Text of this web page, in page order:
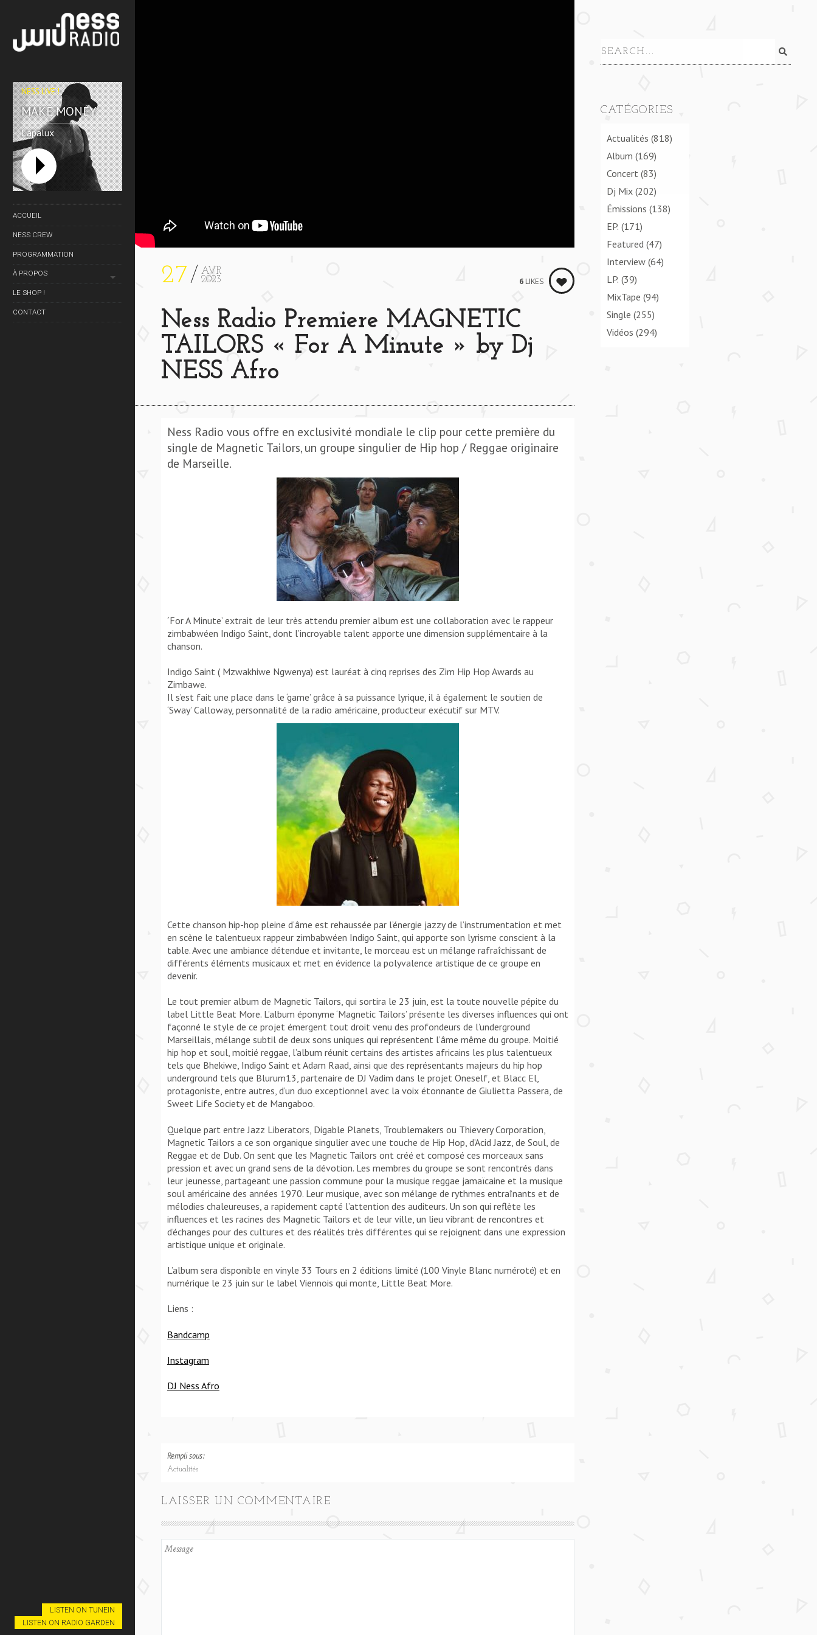
MAKE MONEY
Lapalux
NESS LIVE !
ACCUEIL
NESS CREW
PROGRAMMATION
À PROPOS
LE SHOP !
CONTACT
LISTEN ON TUNEIN
LISTEN ON RADIO GARDEN
27
AVR
2023
Ness Radio Premiere MAGNETIC
TAILORS « For A Minute » by Dj
NESS Afro
6LIKES
Ness Radio vous offre en exclusivité mondiale le clip pour cette première du
single de Magnetic Tailors, un groupe singulier de Hip hop / Reggae originaire
de Marseille.
´For A Minute’ extrait de leur très attendu premier album est une collaboration avec le rappeur
zimbabwéen Indigo Saint, dont l’incroyable talent apporte une dimension supplémentaire à la
chanson.
Indigo Saint ( Mzwakhiwe Ngwenya) est lauréat à cinq reprises des Zim Hip Hop Awards au
Zimbawe.
Il s’est fait une place dans le ‘game’ grâce à sa puissance lyrique, il à également le soutien de
‘Sway’ Calloway, personnalité de la radio américaine, producteur exécutif sur MTV.
Cette chanson hip-hop pleine d’âme est rehaussée par l’énergie jazzy de l’instrumentation et met
en scène le talentueux rappeur zimbabwéen Indigo Saint, qui apporte son lyrisme conscient à la
table. Avec une ambiance détendue et invitante, le morceau est un mélange rafraîchissant de
différents éléments musicaux et met en évidence la polyvalence artistique de ce groupe en
devenir.
Le tout premier album de Magnetic Tailors, qui sortira le 23 juin, est la toute nouvelle pépite du
label Little Beat More. L’album éponyme ‘Magnetic Tailors’ présente les diverses influences qui ont
façonné le style de ce projet émergent tout droit venu des profondeurs de l’underground
Marseillais, mélange subtil de deux sons uniques qui représentent l’âme même du groupe. Moitié
hip hop et soul, moitié reggae, l’album réunit certains des artistes africains les plus talentueux
tels que Bhekiwe, Indigo Saint et Adam Raad, ainsi que des représentants majeurs du hip hop
underground tels que Blurum13, partenaire de DJ Vadim dans le projet Oneself, et Blacc El,
protagoniste, entre autres, d’un duo exceptionnel avec la voix étonnante de Giulietta Passera, de
Sweet Life Society et de Mangaboo.
Quelque part entre Jazz Liberators, Digable Planets, Troublemakers ou Thievery Corporation,
Magnetic Tailors a ce son organique singulier avec une touche de Hip Hop, d’Acid Jazz, de Soul, de
Reggae et de Dub. On sent que les Magnetic Tailors ont créé et composé ces morceaux sans
pression et avec un grand sens de la dévotion. Les membres du groupe se sont rencontrés dans
leur jeunesse, partageant une passion commune pour la musique reggae jamaïcaine et la musique
soul américaine des années 1970. Leur musique, avec son mélange de rythmes entraînants et de
mélodies chaleureuses, a rapidement capté l’attention des auditeurs. Un son qui reflète les
influences et les racines des Magnetic Tailors et de leur ville, un lieu vibrant de rencontres et
d’échanges pour des cultures et des réalités très différentes qui se rejoignent dans une expression
artistique unique et originale.
L’album sera disponible en vinyle 33 Tours en 2 éditions limité (100 Vinyle Blanc numéroté) et en
numérique le 23 juin sur le label Viennois qui monte, Little Beat More.
Liens :
Bandcamp
Instagram
DJ Ness Afro
Rempli sous:
Actualités
LAISSER UN COMMENTAIRE
CATÉGORIES
Actualités (818)
Album (169)
Concert (83)
Dj Mix(202)
Émissions (138)
EP. (171)
Featured (47)
Interview(64)
LP. (39)
MixTape (94)
Single (255)
Vidéos (294)